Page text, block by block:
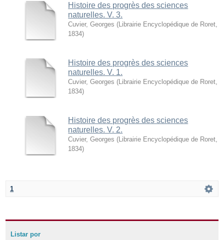
Histoire des progrès des sciences
naturelles. V. 3.
Cuvier, Georges ( Librairie Encyclopédique de Roret
1834)
Histoire des progrès des sciences
naturelles. V. 1.
Cuvier, Georges ( Librairie Encyclopédique de Roret
1834)
Histoire des progrès des sciences
naturelles. V. 2.
Cuvier, Georges ( Librairie Encyclopédique de Roret
1834)
1
Listar por